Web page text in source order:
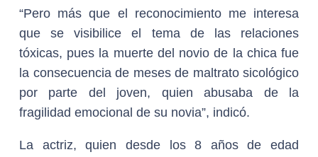
“Pero más que el reconocimiento me interesa
que se visibilice el tema de las relaciones
tóxicas, pues la muerte del novio de la chica fue
la consecuencia de meses de maltrato sicológico
por parte del joven, quien abusaba de la
fragilidad emocional de su novia”, indicó.
La actriz, quien desde los 8 años de edad